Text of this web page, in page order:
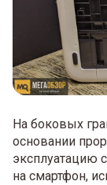
На боковых
основании
эксплуатацию
на смартфон,